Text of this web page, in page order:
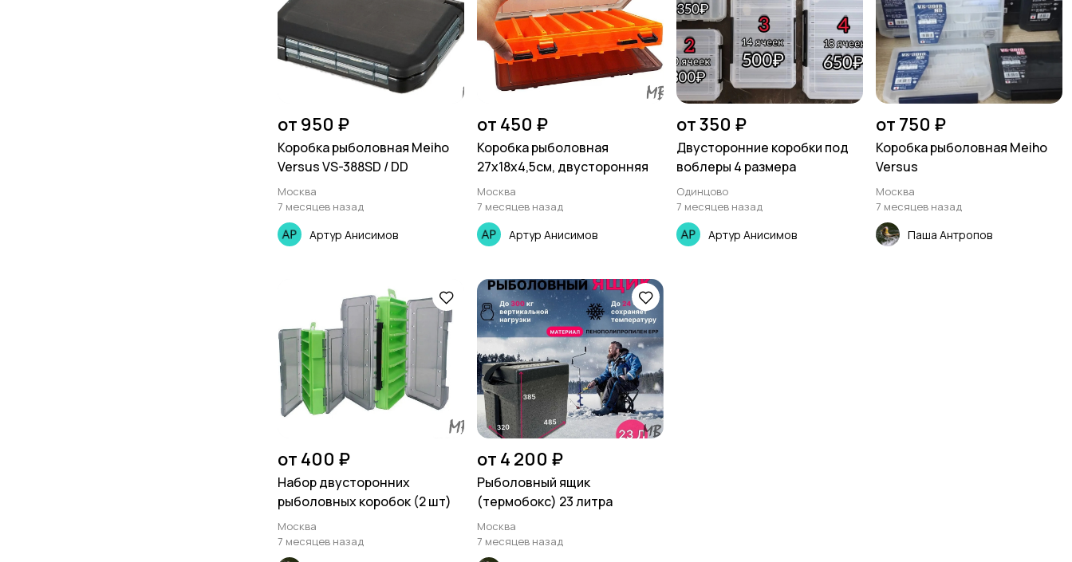
от 950 ₽
Коробка рыболовная Meiho
Versus VS-388SD / DD
Москва
7 месяцев назад
Артур Анисимов
от 450 ₽
Коробка рыболовная
27х18х4,5см, двусторонняя
Москва
7 месяцев назад
Артур Анисимов
от 350 ₽
Двусторонние коробки под
воблеры 4 размера
Одинцово
7 месяцев назад
Артур Анисимов
от 750 ₽
Коробка рыболовная Meiho
Versus
Москва
7 месяцев назад
Паша Антропов
от 400 ₽
Набор двусторонних
рыболовных коробок (2 шт)
Москва
7 месяцев назад
от 4 200 ₽
Рыболовный ящик
(термобокс) 23 литра
Москва
7 месяцев назад